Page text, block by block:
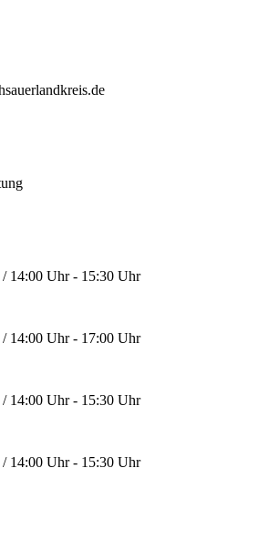
14:00 Uhr - 15:30 Uhr
14:00 Uhr - 17:00 Uhr
14:00 Uhr - 15:30 Uhr
14:00 Uhr - 15:30 Uhr